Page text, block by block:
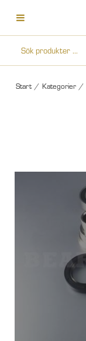
Start / Kategorier /